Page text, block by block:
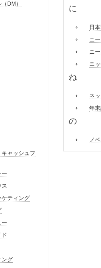
DM）
ャッシュフ
ー
ティング
ー
ド
ング
に
日
ニ
ニ
ニ
ね
ネ
年
の
ノ